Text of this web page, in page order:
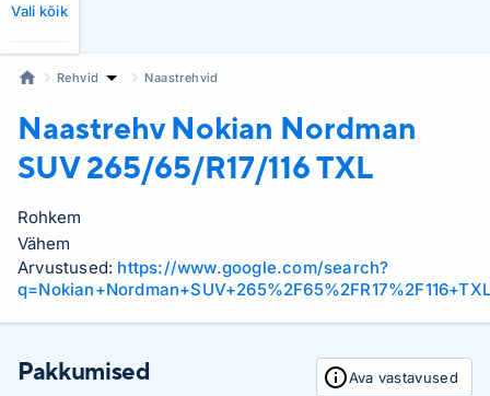
Vali kõik
Rehvid Naastrehvid
Naastrehv Nokian Nordman
SUV 265/65/R17/116 TXL
Rohkem
Vähem
Arvustused: https://www.google.com/search?
Pakkumised Ava vastavused